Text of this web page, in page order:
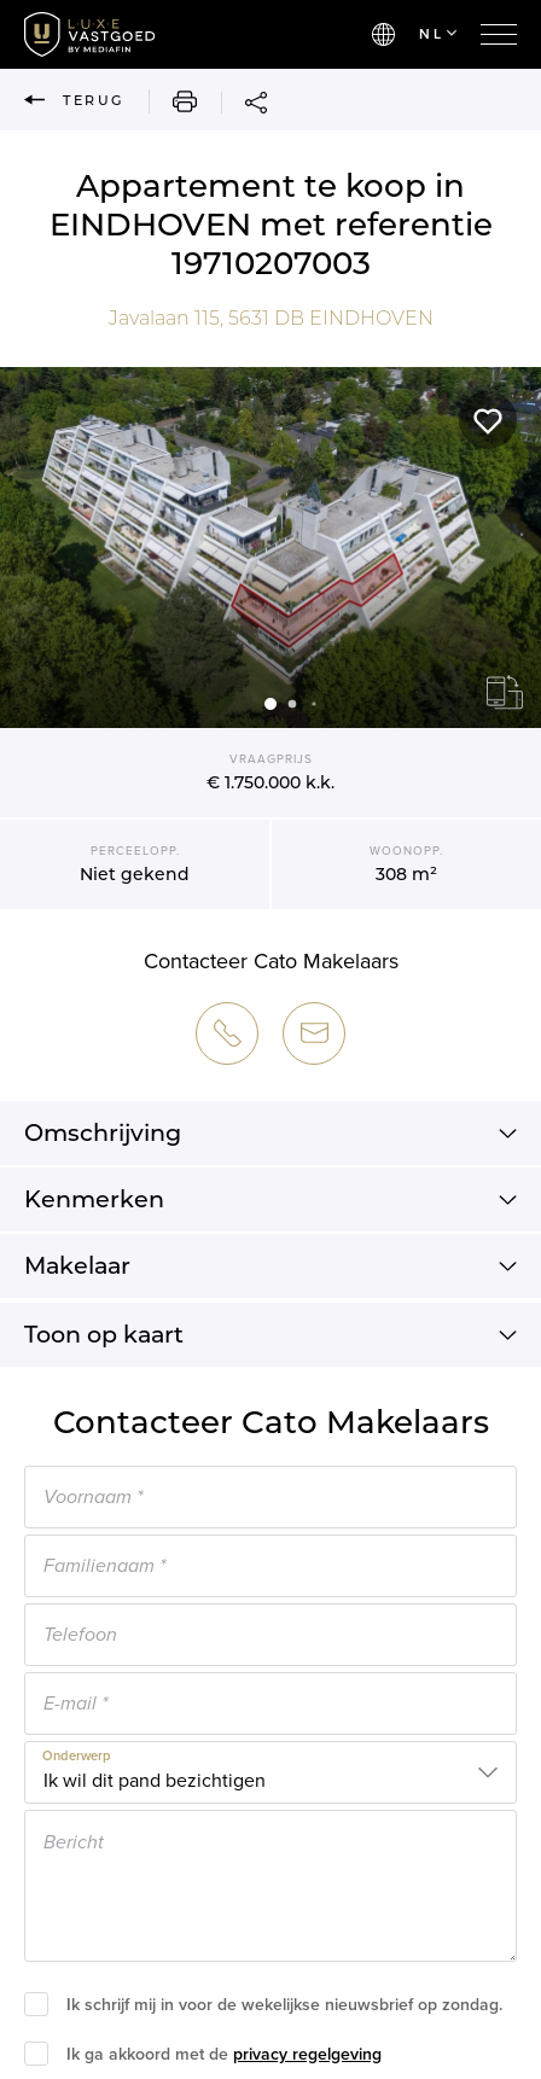
NL
TERUG AFDRUKKEN
Appartement te koop in
EINDHOVEN met referentie
19710207003
Javalaan 115, 5631 DB EINDHOVEN
VRAAGPRIJS
€ 1.750.000 k.k.
PERCEELOPP.
Niet gekend
WOONOPP.
308 m²
Contacteer Cato Makelaars
Omschrijving
Kenmerken
Makelaar
Toon op kaart
Contacteer Cato Makelaars
Onderwerp
Ik schrijf mij in voor de wekelijkse nieuwsbrief op zondag.
Ik ga akkoord met de privacy regelgeving